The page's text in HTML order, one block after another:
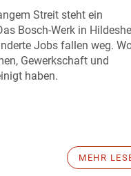
Streit steht ein
Bosch-Werk in
Jobs fallen weg.
Gewerkschaft und
haben.
MEHR